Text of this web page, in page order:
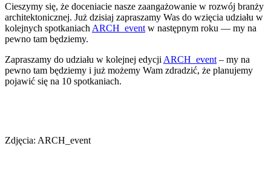
Cieszymy się, że doceniacie nasze zaangażowanie w rozwój branży
architektonicznej. Już dzisiaj zapraszamy Was do wzięcia udziału w
kolejnych spotkaniach ARCH_event w następnym roku — my na
pewno tam będziemy.
Zapraszamy do udziału w kolejnej edycji ARCH_event – my na
pewno tam będziemy i już możemy Wam zdradzić, że planujemy
pojawić się na 10 spotkaniach.
Zdjęcia: ARCH_event